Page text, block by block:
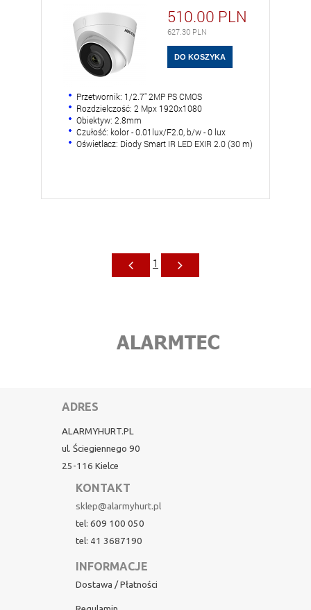
510.00 PLN
627.30 PLN
Przetwornik: 1/2.7" 2MP PS CMOS
Rozdzielczość: 2 Mpx 1920x1080
Obiektyw: 2.8mm
Czułość: kolor - 0.01lux/F2.0, b/w - 0 lux
Oświetlacz: Diody Smart IR LED EXIR 2.0 (30 m)
1
ADRES
ALARMYHURT.PL
ul. Ściegiennego 90
25-116 Kielce
KONTAKT
sklep@alarmyhurt.pl
tel: 609 100 050
tel: 41 3687190
INFORMACJE
Dostawa / Płatności